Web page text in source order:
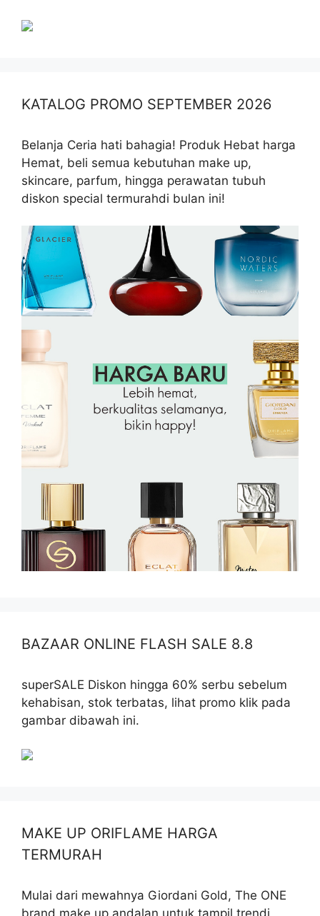
KATALOG PROMO SEPTEMBER 2026
Belanja Ceria hati bahagia! Produk Hebat harga
Hemat, beli semua kebutuhan make up,
skincare, parfum, hingga perawatan tubuh
diskon special termurahdi bulan ini!
BAZAAR ONLINE FLASH SALE 8.8
superSALE Diskon hingga 60% serbu sebelum
kehabisan, stok terbatas, lihat promo klik pada
gambar dibawah ini.
MAKE UP ORIFLAME HARGA
TERMURAH
Mulai dari mewahnya Giordani Gold, The ONE